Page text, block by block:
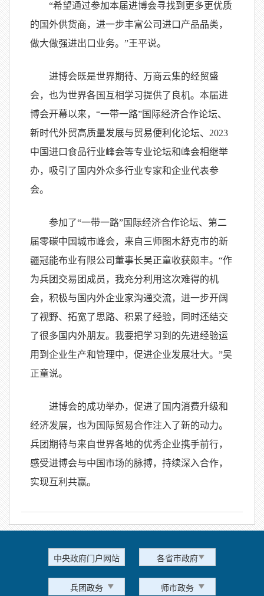
“希望通过参加本届进博会寻找到更多更优质
的国外供货商，进一步丰富公司进口产品品类，
做大做强进出口业务。”王平说。
进博会既是世界期待、万商云集的经贸盛
会，也为世界各国互相学习提供了良机。本届进
博会开幕以来，“一带一路”国际经济合作论坛、
新时代外贸高质量发展与贸易便利化论坛、2023
中国进口食品行业峰会等专业论坛和峰会相继举
办，吸引了国内外众多行业专家和企业代表参
会。
参加了“一带一路”国际经济合作论坛、第二
届零碳中国城市峰会，来自三师图木舒克市的新
疆冠能布业有限公司董事长吴正童收获颇丰。“作
为兵团交易团成员，我充分利用这次难得的机
会，积极与国内外企业家沟通交流，进一步开阔
了视野、拓宽了思路、积累了经验，同时还结交
了很多国内外朋友。我要把学习到的先进经验运
用到企业生产和管理中，促进企业发展壮大。”吴
正童说。
进博会的成功举办，促进了国内消费升级和
经济发展，也为国际贸易合作注入了新的动力。
兵团期待与来自世界各地的优秀企业携手前行，
感受进博会与中国市场的脉搏，持续深入合作，
实现互利共赢。
中央政府门户网站 各省市政府
兵团政务 师市政务